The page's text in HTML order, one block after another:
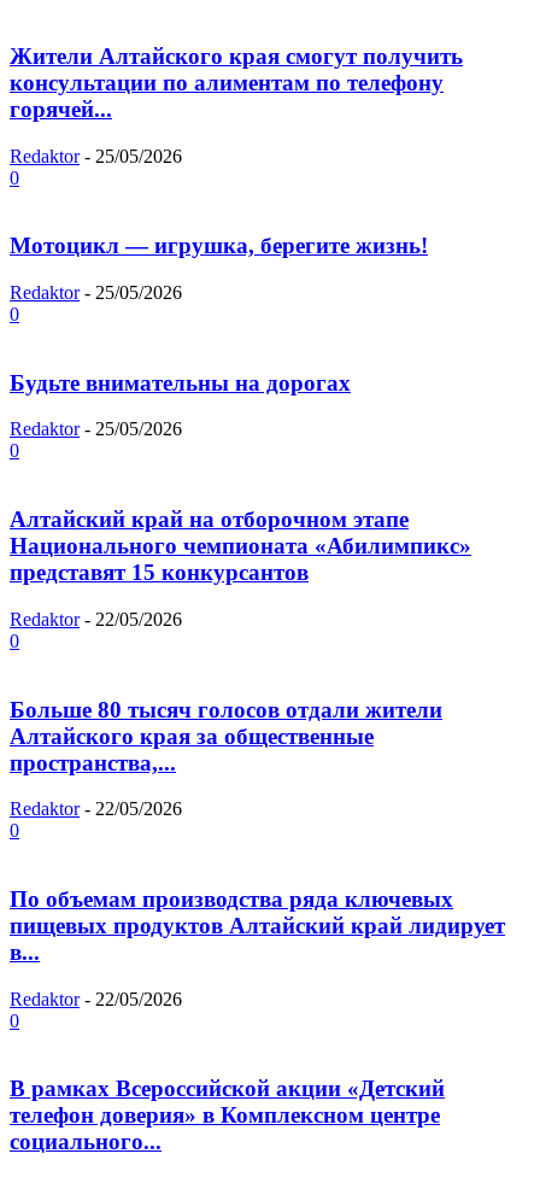
Жители Алтайского края смогут получить
консультации по алиментам по телефону
горячей...
Redaktor - 25/05/2026
0
Мотоцикл — игрушка, берегите жизнь!
Redaktor - 25/05/2026
0
Будьте внимательны на дорогах
Redaktor - 25/05/2026
0
Алтайский край на отборочном этапе
Национального чемпионата «Абилимпикс»
представят 15 конкурсантов
Redaktor - 22/05/2026
0
Больше 80 тысяч голосов отдали жители
Алтайского края за общественные
пространства,...
Redaktor - 22/05/2026
0
По объемам производства ряда ключевых
пищевых продуктов Алтайский край лидирует
в...
Redaktor - 22/05/2026
0
В рамках Всероссийской акции «Детский
телефон доверия» в Комплексном центре
социального...